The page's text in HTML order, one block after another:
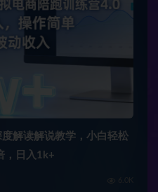
解读解说教学，小白轻松
，日入1k+